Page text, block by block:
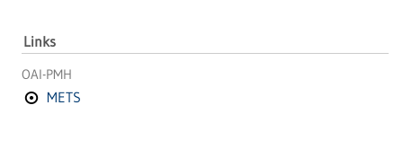
Links
OAI-PMH
METS